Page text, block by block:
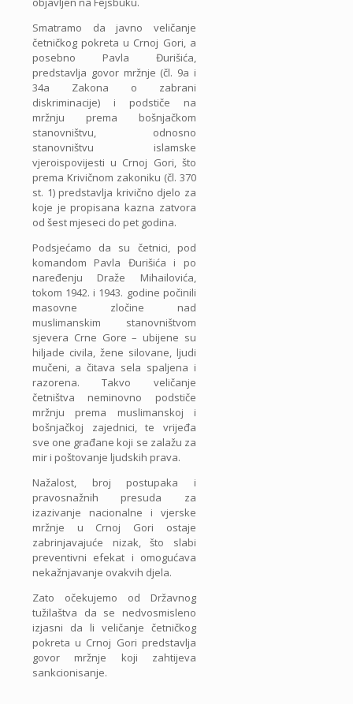
Smatramo da javno veličanje
četničkog pokreta u Crnoj Gori, a
posebno Pavla Đurišića,
predstavlja govor mržnje (čl. 9a i
34a Zakona o zabrani
diskriminacije) i podstiče na
mržnju prema bošnjačkom
stanovništvu, odnosno
stanovništvu islamske
vjeroispovijesti u Crnoj Gori, što
prema Krivičnom zakoniku (čl. 370
st. 1) predstavlja krivično djelo za
koje je propisana kazna zatvora
od šest mjeseci do pet godina.
Podsjećamo da su četnici, pod
komandom Pavla Đurišića i po
naređenju Draže Mihailovića,
tokom 1942. i 1943. godine počinili
masovne zločine nad
muslimanskim stanovništvom
sjevera Crne Gore – ubijene su
hiljade civila, žene silovane, ljudi
mučeni, a čitava sela spaljena i
razorena. Takvo veličanje
četništva neminovno podstiče
mržnju prema muslimanskoj i
bošnjačkoj zajednici, te vrijeđa
sve one građane koji se zalažu za
mir i poštovanje ljudskih prava.
Nažalost, broj postupaka i
pravosnažnih presuda za
izazivanje nacionalne i vjerske
mržnje u Crnoj Gori ostaje
zabrinjavajuće nizak, što slabi
preventivni efekat i omogućava
nekažnjavanje ovakvih djela.
Zato očekujemo od Državnog
tužilaštva da se nedvosmisleno
izjasni da li veličanje četničkog
pokreta u Crnoj Gori predstavlja
govor mržnje koji zahtijeva
sankcionisanje.